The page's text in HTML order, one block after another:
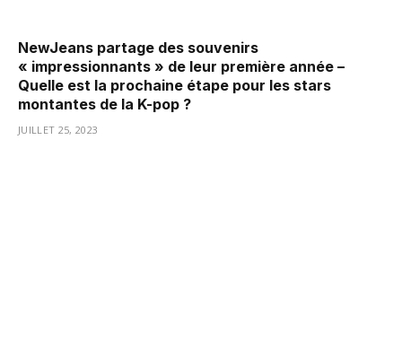
NewJeans partage des souvenirs
« impressionnants » de leur première année –
Quelle est la prochaine étape pour les stars
montantes de la K-pop ?
JUILLET 25, 2023